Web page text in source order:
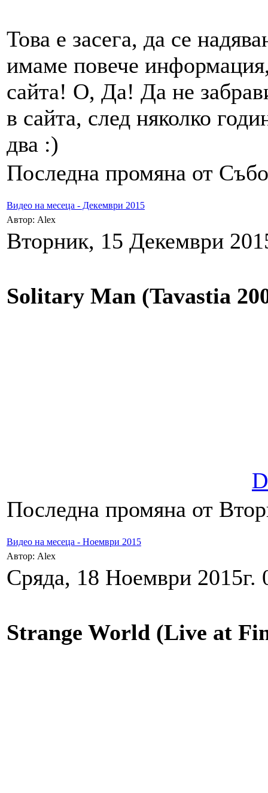
Това е засега, да се
имаме повече
сайта! О, Да! Да не
в сайта, след няколко
два :)
Последна промяна от
Видео на месеца - Декември 2015
Автор: Alex
Вторник, 15 Декември
Solitary Man (Tavastia
Последна промяна от
Видео на месеца - Ноември 2015
Автор: Alex
Сряда, 18 Ноември 2015г.
Strange World (Live at